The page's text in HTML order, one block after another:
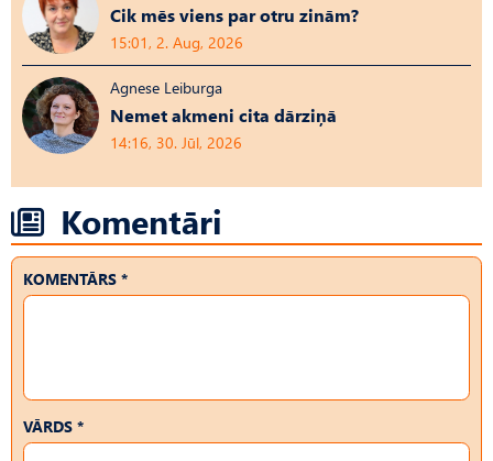
Cik mēs viens par otru zinām?
15:01, 2. Aug, 2026
Agnese Leiburga
Nemet akmeni cita dārziņā
14:16, 30. Jūl, 2026
Komentāri
KOMENTĀRS *
VĀRDS *